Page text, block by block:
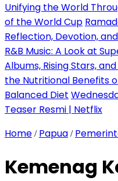
Unifying the World
of the World Cup
Reflection, Devotion,
R&B Music: A Look at
Albums, Rising Stars,
the Nutritional Benefits
Balanced Diet
Teaser Resmi | Netflix
Home / Papua /
Kemenag